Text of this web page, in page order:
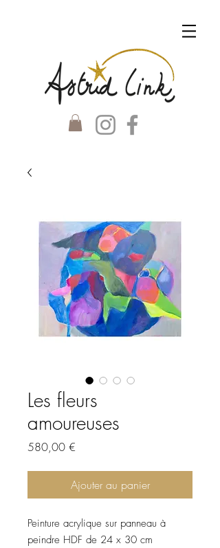
Les fleurs
amoureuses
580,00 €
Ajouter au panier
Peinture acrylique sur panneau à
peindre HDF de 24 x 30 cm